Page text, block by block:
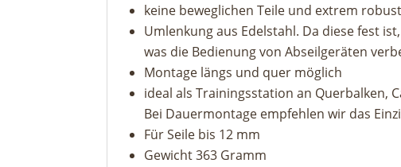
keine beweglichen Teile und extrem
Umlenkung aus Edelstahl. Da diese fest
was die Bedienung von Abseilgeräten
Montage längs und quer möglich
ideal als Trainingsstation an Querbalken,
Bei Dauermontage empfehlen wir das
Für Seile bis 12 mm
Gewicht 363 Gramm